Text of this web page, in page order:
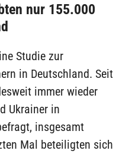
nur 155.000
Studie zur
in Deutschland. Seit
immer wieder
Ukrainer in
insgesamt
Mal beteiligten sich